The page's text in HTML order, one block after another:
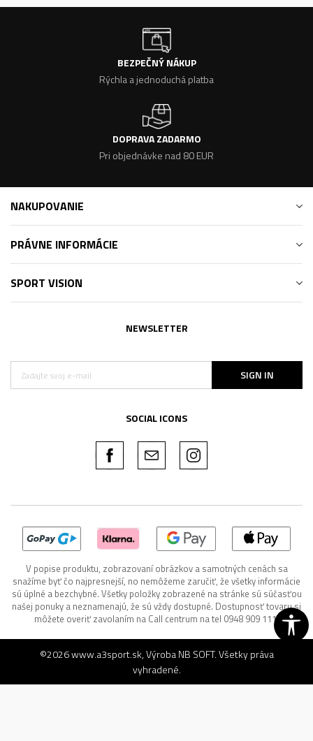
BEZPEČNÝ NÁKUP
Rýchla a jednoduchá platba
DOPRAVA ZADARMO
Pri objednávke nad 80 EUR
NAKUPOVANIE
PRÁVNE INFORMÁCIE
SPORT VISION
NEWSLETTER
SIGN IN
SOCIAL ICONS
V popise produktu, zobrazovaní obrázkov a samotných cenách sa
snažíme byť čo najpresnejší, no nemôžeme zaručiť, že všetky informácie
sú úplné a bezchybné. Všetky položky zobrazené na stránke sú súčasťou
našej ponuky a neznamenajú, že sú vždy dostupné. Dostupnosť tovaru si
môžete overiť zavolaním na Call centrum na tel 0948 909 111.
©2026www.a3sport.sk, VýrobaNB SOFT. Všetky práva
vyhradené.